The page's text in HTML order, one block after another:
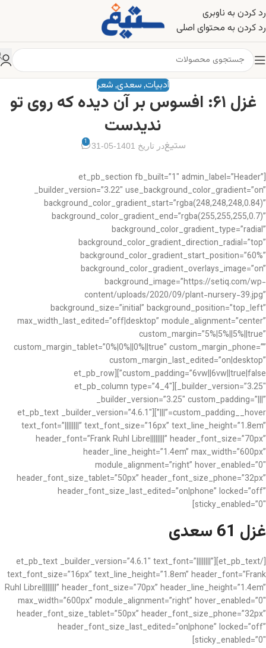
رد کردن به ناوبری
رد کردن به محتوای اصلی
ادبیات, سعدی, شعر
غزل ۶۱: افسوس بر آن دیده که روی تو
ندیدست
ستیغدر تاریخ 1401-05-31 1
[et_pb_section fb_built=”1″ admin_label=”Header”
_builder_version=”3.22″ use_background_color_gradient=”on”
background_color_gradient_start=”rgba(248,248,248,0.84)”
background_color_gradient_end=”rgba(255,255,255,0.7)”
background_color_gradient_type=”radial”
background_color_gradient_direction_radial=”top”
background_color_gradient_start_position=”60%”
background_color_gradient_overlays_image=”on”
background_image=”https://setiq.com/wp-
content/uploads/2020/09/plant-nursery-39.jpg”
background_size=”initial” background_position=”top_left”
max_width_last_edited=”off|desktop” module_alignment=”center”
custom_margin=”5%|5%||5%||true”
custom_margin_tablet=”0%|0%||0%||true” custom_margin_phone=””
custom_margin_last_edited=”on|desktop”
custom_padding=”6vw||6vw||true|false”][et_pb_row
_builder_version=”3.25″][et_pb_column type=”4_4″
_builder_version=”3.25″ custom_padding=”|||”
custom_padding__hover=”|||”][et_pb_text _builder_version=”4.6.1″
text_font=”||||||||” text_font_size=”16px” text_line_height=”1.8em”
header_font=”Frank Ruhl Libre||||||||” header_font_size=”70px”
header_line_height=”1.4em” max_width=”600px”
module_alignment=”right” hover_enabled=”0″
header_font_size_tablet=”50px” header_font_size_phone=”32px”
header_font_size_last_edited=”on|phone” locked=”off”
sticky_enabled=”0″]
غزل 61 سعدی
[/et_pb_text][et_pb_text _builder_version=”4.6.1″ text_font=”||||||||”
text_font_size=”16px” text_line_height=”1.8em” header_font=”Frank
Ruhl Libre||||||||” header_font_size=”70px” header_line_height=”1.4em”
max_width=”600px” module_alignment=”right” hover_enabled=”0″
header_font_size_tablet=”50px” header_font_size_phone=”32px”
header_font_size_last_edited=”on|phone” locked=”off”
sticky_enabled=”0″]